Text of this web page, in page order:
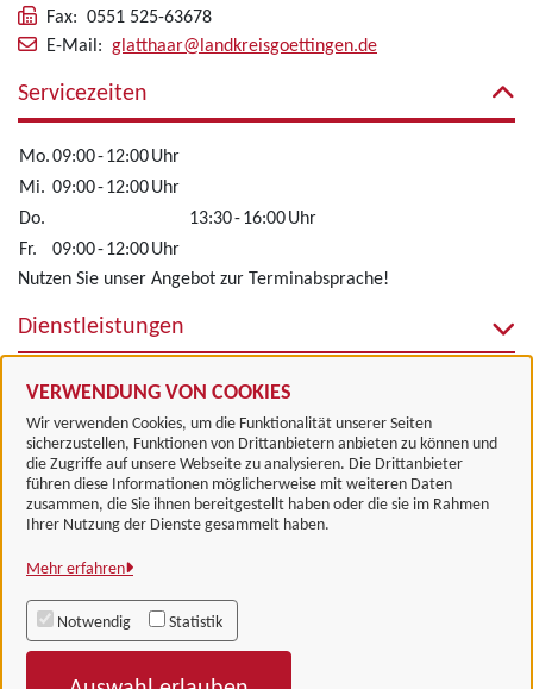
VERWENDUNG VON COOKIES
Wir verwenden Cookies, um die Funktionalität unserer Seiten
sicherzustellen, Funktionen von Drittanbietern anbieten zu können und
die Zugriffe auf unsere Webseite zu analysieren. Die Drittanbieter
führen diese Informationen möglicherweise mit weiteren Daten
zusammen, die Sie ihnen bereitgestellt haben oder die sie im Rahmen
Ihrer Nutzung der Dienste gesammelt haben.
Mehr erfahren
Notwendig Statistik
Fax: 0551 525-63678
E-Mail: glatthaar@landkreisgoettingen.de
Servicezeiten
Mo.09:00-12:00Uhr
Mi. 09:00-12:00Uhr
Do.
13:30-16:00Uhr
Fr.
09:00-12:00Uhr
Nutzen Sie unser Angebot zur Terminabsprache!
Dienstleistungen
Alle zugeordneten Einrichtungen
Landkreis Göttingen
Alle Rechte vorbehalten